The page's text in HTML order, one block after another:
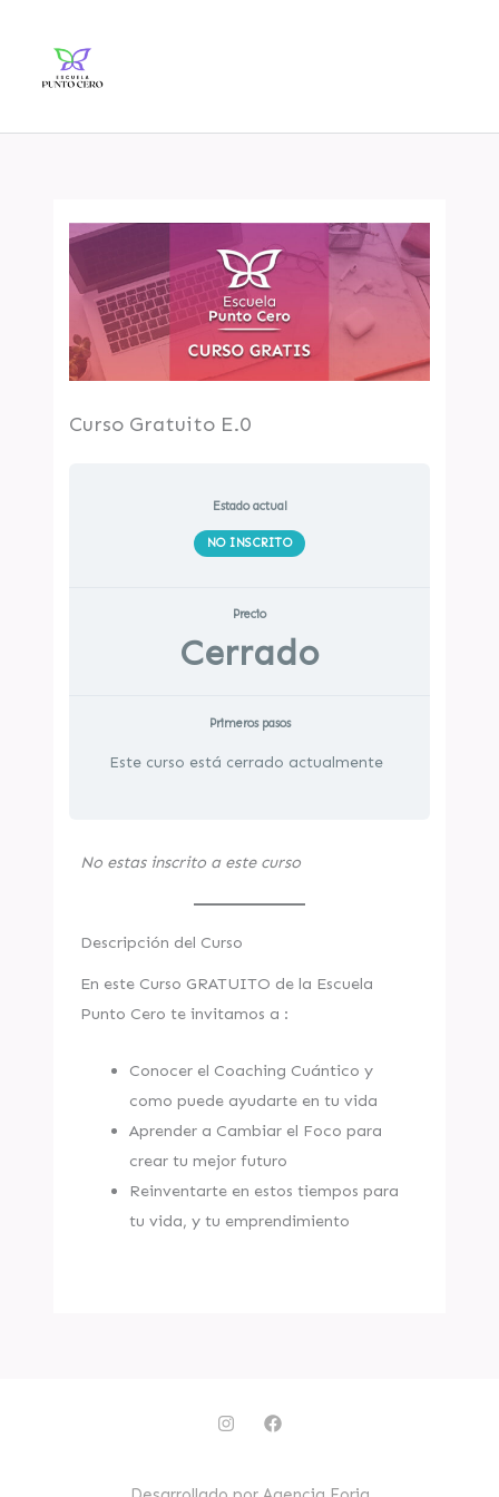
contenido
Curso Gratuito E.0
Estado actual
NO INSCRITO
Precio
Cerrado
Primeros pasos
Este curso está cerrado actualmente
No estas inscrito a este curso
Descripción del Curso
En este Curso GRATUITO de la Escuela
Punto Cero te invitamos a :
Conocer el Coaching Cuántico y
como puede ayudarte en tu vida
Aprender a Cambiar el Foco para
crear tu mejor futuro
Reinventarte en estos tiempos para
tu vida, y tu emprendimiento
I
n
a
F
a
b